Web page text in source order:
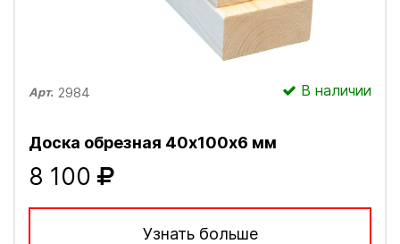
Арт. 2984 В наличии
Доска обрезная 40х100х6 мм
8 100
Узнать больше